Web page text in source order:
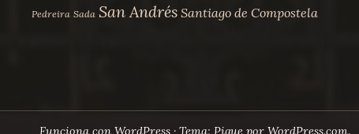
Pedreira Sada San Andrés Santiago de Compostela
Funciona con WordPress · Tema: Pique por WordPress.com.